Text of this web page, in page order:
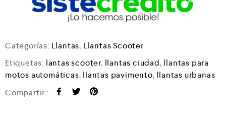
Categorías: Llantas, Llantas Scooter
Etiquetas: lantas scooter, llantas ciudad, llantas para
motos automáticas, llantas pavimento, llantas urbanas
Compartir :